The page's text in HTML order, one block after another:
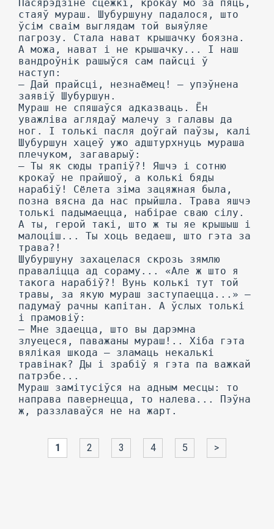
Пасярэдзіне сцежкі, крокаў мо за пяць,
стаяў мураш. Шубуршуну падалося, што
ўсім сваім выглядам той выяўляе
пагрозу. Стала нават крышачку боязна.
А можа, нават і не крышачку... I наш
вандроўнік рашыўся сам пайсці ў
наступ:
— Дай прайсці, незнаёмец! — упэўнена
заявіў Шубуршун.
Мураш не спяшаўся адказваць. Ён
уважліва аглядаў малечу з галавы да
ног. I толькі пасля доўгай паўзы, калі
Шубуршун хацеў ужо адштурхнуць мураша
плечуком, загаварыў:
— Ты як сюды трапіў?! Яшчэ і сотню
крокаў не прайшоў, а колькі бяды
нарабіў! Сёлета зіма зацяжная была,
позна вясна да нас прыйшла. Трава яшчэ
толькі падымаецца, набірае сваю сілу.
А ты, герой такі, што ж ты яе крышыш і
малоціш... Ты хоць ведаеш, што гэта за
трава?!
Шубуршуну захацелася скрозь зямлю
праваліцца ад сораму... «Але ж што я
такога нарабіў?! Вунь колькі тут той
травы, за якую мураш заступаецца...» —
падумаў рачны капітан. А ўслых толькі
і прамовіў:
— Мне здаецца, што вы дарэмна
злуецеся, паважаны мураш!.. Хіба гэта
вялікая шкода — зламаць некалькі
травінак? Ды і зрабіў я гэта па важкай
патрэбе...
Мураш замітусіўся на адным месцы: то
направа павернецца, то налева... Пэўна
ж, раззлаваўся не на жарт.
1 2 3 4 5 >